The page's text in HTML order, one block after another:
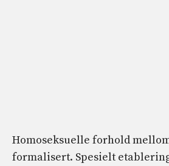
Homoseksuelle forhold
formalisert. Spesielt